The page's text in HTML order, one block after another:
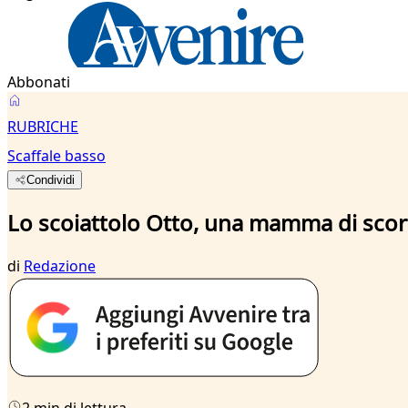
Abbonati
RUBRICHE
Scaffale basso
Condividi
Lo scoiattolo Otto, una mamma di
di Redazione